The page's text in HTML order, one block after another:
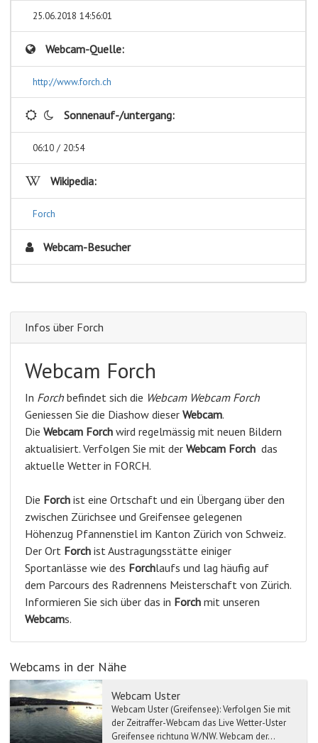
25.06.2018 14:56:01
Webcam-Quelle:
http://www.forch.ch
Sonnenauf-/untergang:
06:10 / 20:54
Wikipedia:
Forch
Webcam-Besucher
Infos über Forch
Webcam Forch
In Forch befindet sich die Webcam Webcam Forch
Geniessen Sie die Diashow dieser Webcam.
Die Webcam Forch wird regelmässig mit neuen Bildern
aktualisiert. Verfolgen Sie mit der Webcam Forch das
aktuelle Wetter in FORCH.
Die Forch ist eine Ortschaft und ein Übergang über den
zwischen Zürichsee und Greifensee gelegenen
Höhenzug Pfannenstiel im Kanton Zürich von Schweiz.
Der Ort Forch ist Austragungsstätte einiger
Sportanlässe wie des Forchlaufs und lag häufig auf
dem Parcours des Radrennens Meisterschaft von Zürich.
Informieren Sie sich über das in Forch mit unseren
Webcams.
Webcams in der Nähe
Webcam Uster
Webcam Uster (Greifensee): Verfolgen Sie mit
der Zeitraffer-Webcam das Live Wetter-Uster
Greifensee richtung W/NW. Webcam der...